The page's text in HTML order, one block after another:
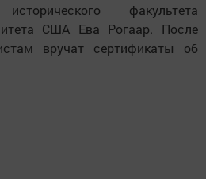
факультета
США Ева Рогаар. После
вручат сертификаты об